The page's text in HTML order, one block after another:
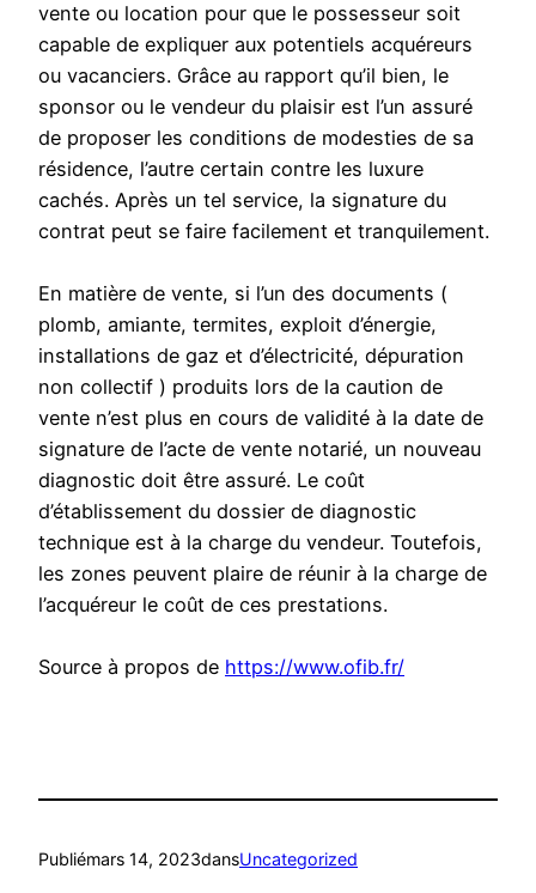
vente ou location pour que le possesseur soit
capable de expliquer aux potentiels acquéreurs
ou vacanciers. Grâce au rapport qu’il bien, le
sponsor ou le vendeur du plaisir est l’un assuré
de proposer les conditions de modesties de sa
résidence, l’autre certain contre les luxure
cachés. Après un tel service, la signature du
contrat peut se faire facilement et tranquilement.
En matière de vente, si l’un des documents (
plomb, amiante, termites, exploit d’énergie,
installations de gaz et d’électricité, dépuration
non collectif ) produits lors de la caution de
vente n’est plus en cours de validité à la date de
signature de l’acte de vente notarié, un nouveau
diagnostic doit être assuré. Le coût
d’établissement du dossier de diagnostic
technique est à la charge du vendeur. Toutefois,
les zones peuvent plaire de réunir à la charge de
l’acquéreur le coût de ces prestations.
Source à propos de https://www.ofib.fr/
Publiémars 14, 2023dansUncategorized